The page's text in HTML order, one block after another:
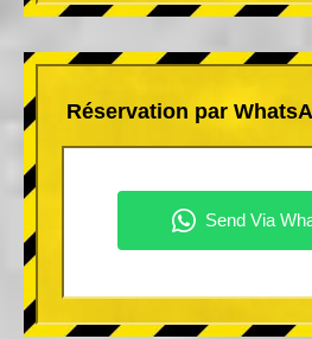
Réservation par